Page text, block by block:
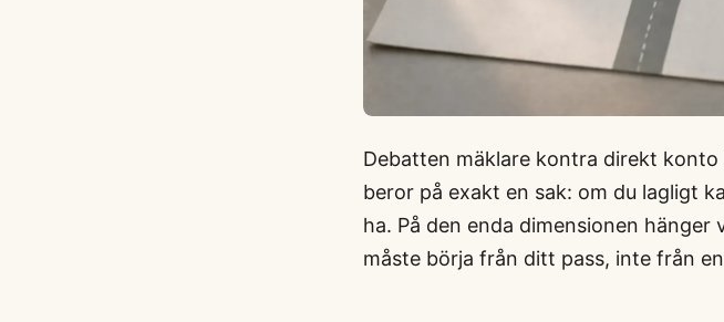
Debatten mäklare kontra direkt
beror på exakt en sak: om du lagligt
ha. På den enda dimensionen
måste börja från ditt pass, inte från